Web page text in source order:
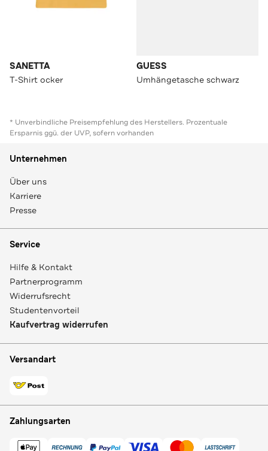
SANETTA
T-Shirt ocker
GUESS
Umhängetasche schwarz
* Unverbindliche Preisempfehlung des Herstellers. Prozentuale
Ersparnis ggü. der UVP, sofern vorhanden
Unternehmen
Über uns
Karriere
Presse
Service
Hilfe & Kontakt
Partnerprogramm
Widerrufsrecht
Studentenvorteil
Kaufvertrag widerrufen
Versandart
Zahlungsarten